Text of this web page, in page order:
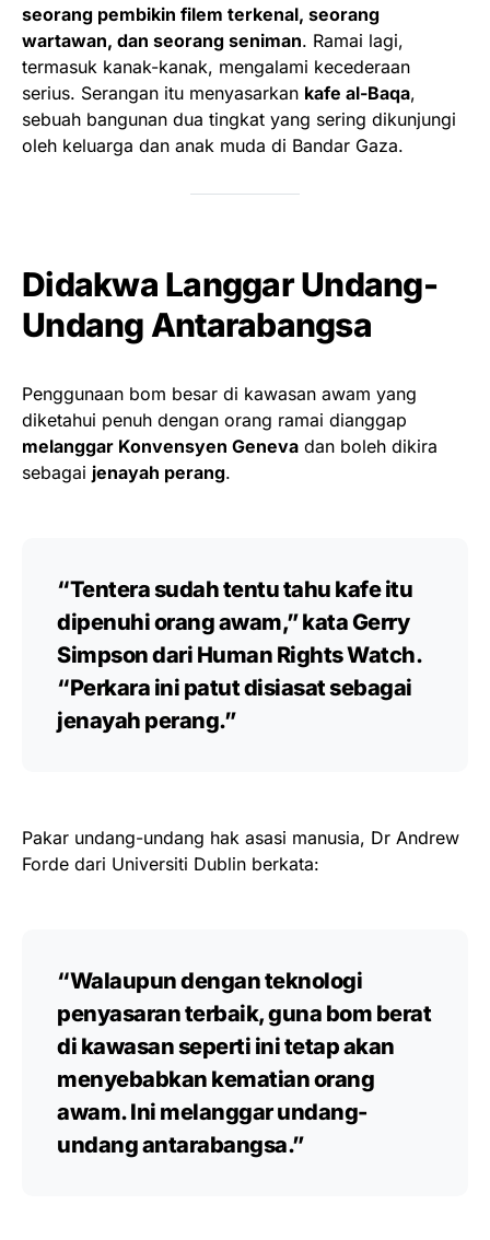
seorang pembikin filem terkenal, seorang
wartawan, dan seorang seniman. Ramai lagi,
termasuk kanak-kanak, mengalami kecederaan
serius. Serangan itu menyasarkan kafe al-Baqa,
sebuah bangunan dua tingkat yang sering dikunjungi
oleh keluarga dan anak muda di Bandar Gaza.
Didakwa Langgar Undang-
Undang Antarabangsa
Penggunaan bom besar di kawasan awam yang
diketahui penuh dengan orang ramai dianggap
melanggar Konvensyen Geneva dan boleh dikira
sebagai jenayah perang.
“Tentera sudah tentu tahu kafe itu
dipenuhi orang awam,” kata Gerry
Simpson dari Human Rights Watch.
“Perkara ini patut disiasat sebagai
jenayah perang.”
Pakar undang-undang hak asasi manusia, Dr Andrew
Forde dari Universiti Dublin berkata:
“Walaupun dengan teknologi
penyasaran terbaik, guna bom berat
di kawasan seperti ini tetap akan
menyebabkan kematian orang
awam. Ini melanggar undang-
undang antarabangsa.”